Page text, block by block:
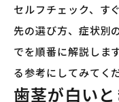
セルフチェック、す
先の選び方、症状別
でを順番に解説しま
る参考にしてみてく
歯茎が白い